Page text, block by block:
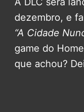
dezembro, e
“A Cidade
game do
que achou?